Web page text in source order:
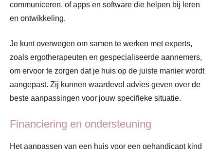
communiceren, of apps en software die helpen bij leren
en ontwikkeling.
Je kunt overwegen om samen te werken met experts,
zoals ergotherapeuten en gespecialiseerde aannemers,
om ervoor te zorgen dat je huis op de juiste manier wordt
aangepast. Zij kunnen waardevol advies geven over de
beste aanpassingen voor jouw specifieke situatie.
Financiering en ondersteuning
Het aanpassen van een huis voor een gehandicapt kind